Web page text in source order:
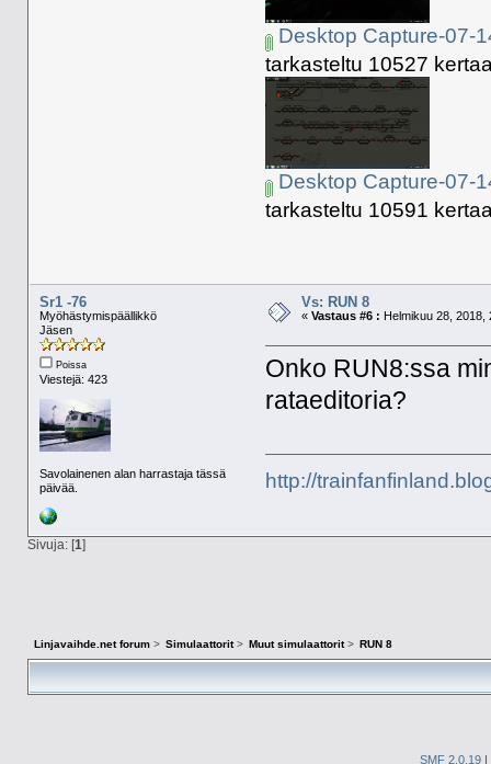
Desktop Capture-07-
tarkasteltu 10527
Desktop Capture-07-
tarkasteltu 10591
Sr1 -76
Myöhästymispäällikkö
Jäsen
Poissa
Viestejä: 423
Savolainenen alan harrastaja tässä
päivää.
Vs: RUN 8
« Vastaus #6 : Helmikuu 28, 2018,
Onko RUN8:ssa
rataeditoria?
http://
Sivuja: [1]
Linjavaihde.net forum> Simulaattorit> Muut simulaattorit> RUN 8
SMF 2.0.19 |